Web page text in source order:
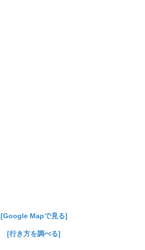
[Google Mapで見る]
[行き方を調べる]